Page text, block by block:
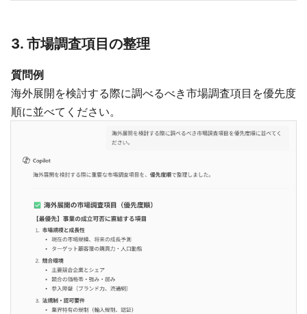
3. 市場調査項目の整理
質問例
海外展開を検討する際に調べるべき市場調査項目を優先度
順に並べてください。